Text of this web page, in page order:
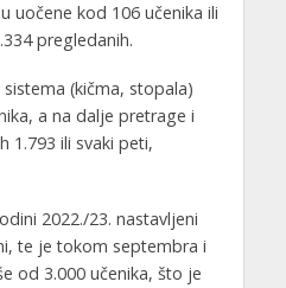
uočene kod 106 učenika ili
pregledanih.
(kičma, stopala)
a na dalje pretrage i
1.793 ili svaki peti,
2022./23. nastavljeni
te je tokom septembra i
od 3.000 učenika, što je